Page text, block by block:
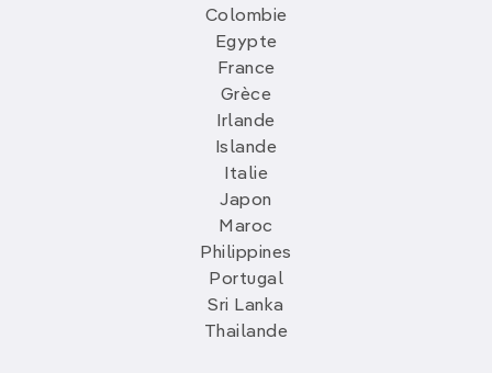
Colombie
Egypte
France
Grèce
Irlande
Islande
Italie
Japon
Maroc
Philippines
Portugal
Sri Lanka
Thailande